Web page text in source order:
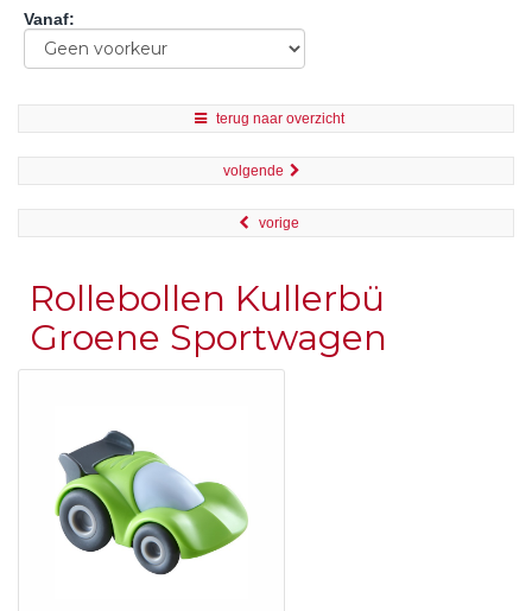
Vanaf:
terug naar overzicht
volgende
vorige
Rollebollen Kullerbü
Groene Sportwagen